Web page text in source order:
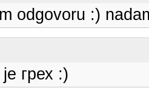
odgovoru :)
грех :)